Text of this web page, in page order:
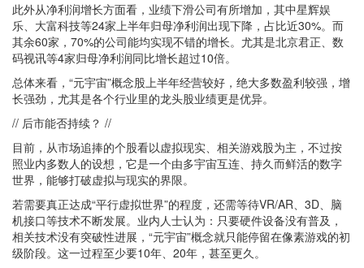
此外从净利润增长方面看，业绩下滑公司有所增加，其中星辉娱
乐、大富科技等24家上半年归母净利润出现下降，占比近30%。而
其余60家，70%的公司能均实现不错的增长。尤其是北京君正、数
码视讯等4家归母净利润同比增长超过10倍。
总体来看，“元宇宙”概念股上半年经营较好，绝大多数盈利较强，增
长强劲，尤其是各个行业里的龙头股业绩更是优异。
// 后市能否持续？ //
目前，从市场追捧的个股看以虚拟现实、相关游戏股为主，不过按
照业内多数人的设想，它是一个由多宇宙互连、持久而鲜活的数字
世界，能够打破虚拟与现实的界限。
若需要真正达成“平行虚拟世界”的程度，还需等待VR/AR、3D、脑
机接口等技术不断发展。业内人士认为：只要硬件设备没有普及，
相关技术没有突破性进展，“元宇宙”概念就只能停留在像素游戏的初
级阶段。这一过程至少要10年、20年，甚至更久。